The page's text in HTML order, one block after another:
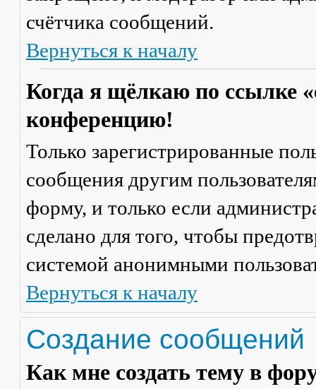
счётчика сообщений.
Вернуться к началу
Когда я щёлкаю по ссылке
конференцию!
Только зарегистрированные
сообщения другим
форму, и только если
сделано для того, чтобы
системой анонимными
Вернуться к началу
Создание сообщений
Как мне создать тему в